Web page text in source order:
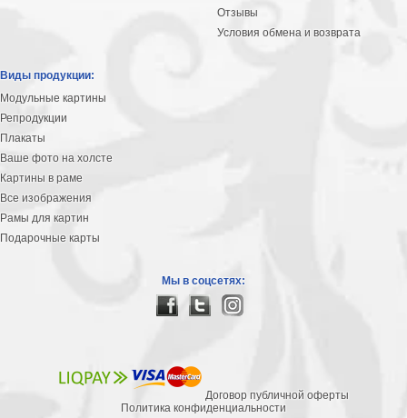
Отзывы
Условия обмена и возврата
Виды продукции:
Модульные картины
Репродукции
Плакаты
Ваше фото на холсте
Картины в раме
Все изображения
Рамы для картин
Подарочные карты
Мы в соцсетях:
Договор публичной оферты
Политика конфиденциальности